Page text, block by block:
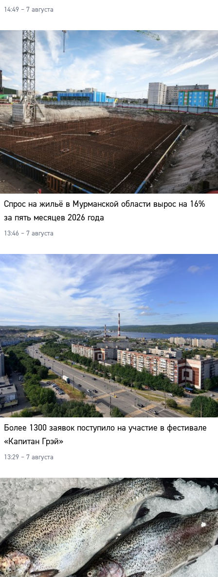
14:49 – 7 августа
Спрос на жильё в Мурманской области вырос на 16%
за пять месяцев 2026 года
13:46 – 7 августа
Более 1300 заявок поступило на участие в фестивале
«Капитан Грэй»
13:29 – 7 августа